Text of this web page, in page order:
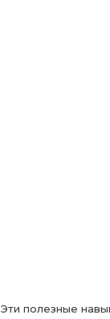
Эти полезные